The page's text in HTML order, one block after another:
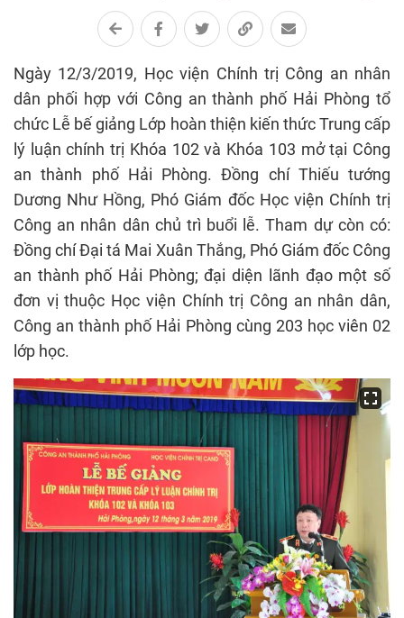
Ngày 12/3/2019, Học viện Chính trị Công an nhân
dân phối hợp với Công an thành phố Hải Phòng tổ
chức Lễ bế giảng Lớp hoàn thiện kiến thức Trung cấp
lý luận chính trị Khóa 102 và Khóa 103 mở tại Công
an thành phố Hải Phòng. Đồng chí Thiếu tướng
Dương Như Hồng, Phó Giám đốc Học viện Chính trị
Công an nhân dân chủ trì buổi lễ. Tham dự còn có:
Đồng chí Đại tá Mai Xuân Thắng, Phó Giám đốc Công
an thành phố Hải Phòng; đại diện lãnh đạo một số
đơn vị thuộc Học viện Chính trị Công an nhân dân,
Công an thành phố Hải Phòng cùng 203 học viên 02
lớp học.